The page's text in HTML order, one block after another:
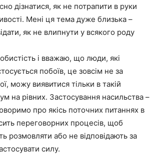
дізнатися, як не потрапити в руки
Мені ця тема дуже близька –
як не влипнути у всякого роду
і вважаю, що люди, які
побоїв, це зовсім не за
можу виявитися тільки в такій
на рівних. Застосування насильства –
про якісь поточних питаннях в
переговорних процесів, щоб
розмовляти або не відповідають за
силу.